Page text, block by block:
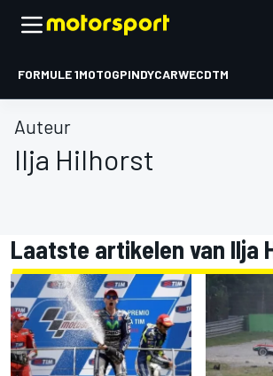
FORMULE 1MOTOGPINDYCARWECDTM
Auteur
Ilja Hilhorst
Laatste artikelen van Ilja